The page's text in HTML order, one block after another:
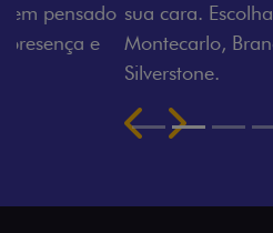
sua cara. Escolha entre o
Montecarlo, Branco
Próximo
Rodas de liga leve